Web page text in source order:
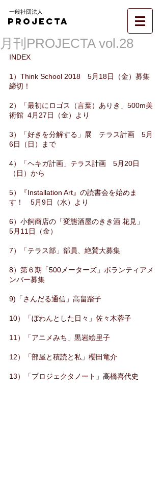
一般社団法人
PROJECTA
月刊PROJECTA vol.28
INDEX
1）Think School 2018　5月18日（金）募集
締切！
2）「最初にロゴス（言葉）ありき」500m美
術館  4月27日（金）より
3）「好きを分解する」展　テラス計画　5月
6日（日）まで
4）「ヘキガ計画」テラス計画　5月20日
（日）から
5）『Installation Art』の読書会を始めま
す！　5月9日（水）より
6）小飼商店の「変態酒屋のきき酒 花見」
5月11日（金）
7）「テラス部」部員、絶賛大募集
8）第６期「500メーターズ」ボランティアメ
ンバー募集
9)「さんだる通信」高畠踏子
10）「ぼわんとした日々」佐々木蓉子
11）「アニメみち」黒岩絵里子
12）「部屋と積読と私」櫻田竜介
13）「プロジェクタノート」高橋喜代史